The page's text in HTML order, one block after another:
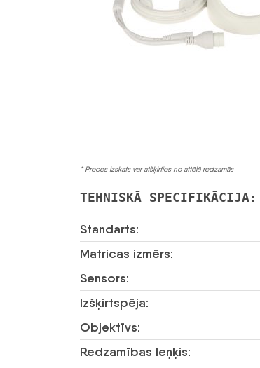
* Preces izskats var atšķirties no attēlā redzamās
TEHNISKĀ SPECIFIKĀCIJA:
Standarts:
Matricas izmērs:
Sensors:
Izšķirtspēja:
Objektīvs:
Redzamības leņķis: